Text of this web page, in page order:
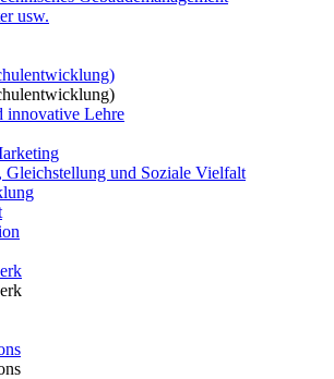
usw.
innovative Lehre
Gleichstellung und Soziale Vielfalt